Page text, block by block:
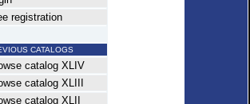
registration
CATALOGS
catalog XLIV
catalog XLIII
catalog XLII